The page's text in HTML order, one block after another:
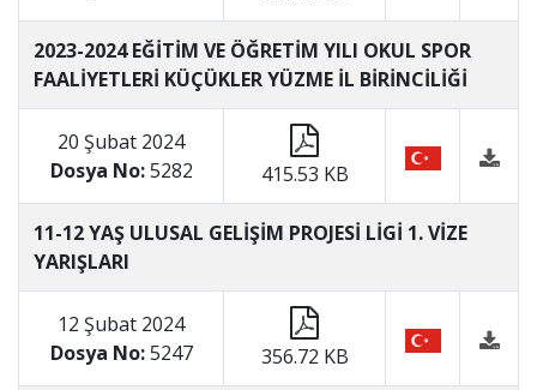
2023-2024 EĞİTİM VE ÖĞRETİM YILI OKUL SPOR
FAALİYETLERİ KÜÇÜKLER YÜZME İL BİRİNCİLİĞİ
20 Şubat 2024
Dosya No:5282 415.53 KB
11-12 YAŞ ULUSAL GELİŞİM PROJESİ LİGİ 1. VİZE
YARIŞLARI
12 Şubat 2024
Dosya No:5247 356.72 KB